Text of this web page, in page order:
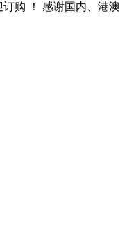
购 ！ 感谢国内、港澳